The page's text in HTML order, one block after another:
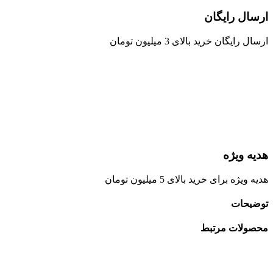
ارسال رایگان
ارسال رایگان خرید بالای 3 میلیون تومان
هدیه ویژه
هدیه ویژه برای خرید بالای 5 میلیون تومان
توضیحات
محصولات مرتبط